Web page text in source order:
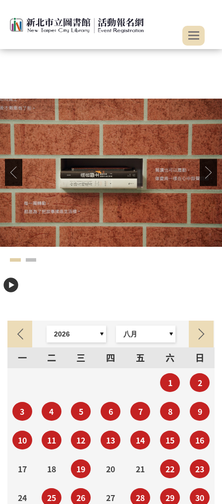
一 二 三 四 五 六 日
1 2
3 4 5 6 7 8 9
10 11 12 13 14 15 16
17 18 19 20 21 22 23
24 25 26 27 28 29 30